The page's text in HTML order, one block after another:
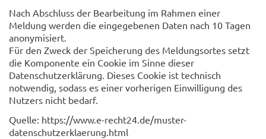
Nach Abschluss der Bearbeitung im Rahmen einer
Meldung werden die eingegebenen Daten nach 10 Tagen
anonymisiert.
Für den Zweck der Speicherung des Meldungsortes setzt
die Komponente ein Cookie im Sinne dieser
Datenschutzerklärung. Dieses Cookie ist technisch
notwendig, sodass es einer vorherigen Einwilligung des
Nutzers nicht bedarf.
Quelle: https://www.e-recht24.de/muster-
datenschutzerklaerung.html